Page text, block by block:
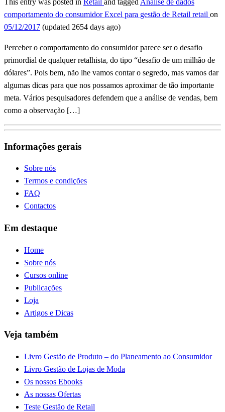
comportamento do consumidorExcel para gestão de Retail retail on
05/12/2017 (updated 2654 days ago)
Perceber o comportamento do consumidor parece ser o desafio
primordial de qualquer retalhista, do tipo “desafio de um milhão de
dólares”. Pois bem, não lhe vamos contar o segredo, mas vamos dar
algumas dicas para que nos possamos aproximar de tão importante
meta. Vários pesquisadores defendem que a análise de vendas, bem
como a observação […]
Informações gerais
Sobre nós
Termos e condições
FAQ
Contactos
Em destaque
Home
Sobre nós
Cursos online
Publicações
Loja
Artigos e Dicas
Veja também
Livro Gestão de Produto – do Planeamento ao Consumidor
Livro Gestão de Lojas de Moda
Os nossos Ebooks
As nossas Ofertas
Teste Gestão de Retail